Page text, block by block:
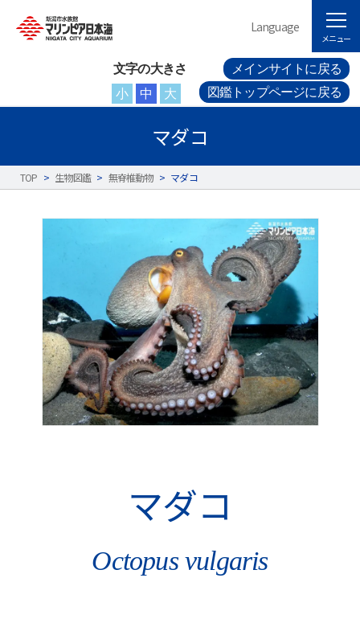
文字の大きさ
小
中 大
メインサイトに戻る
図鑑トップページに戻る
Language
メニュー
マダコ
TOP > 生物図鑑 > 無脊椎動物 > マダコ
マダコ
Octopus vulgaris